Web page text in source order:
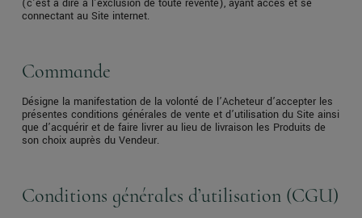
(c'est à dire à l’exclusion de toute revente), ayant accès et se
connectant au Site internet.
Commande
Désigne la manifestation de la volonté de l’Acheteur d’accepter les
présentes conditions générales de vente et d’utilisation du Site ainsi
que d’acquérir et de faire livrer au lieu de livraison les Produits de
son choix auprès du Vendeur.
Conditions générales d’utilisation (CGU)